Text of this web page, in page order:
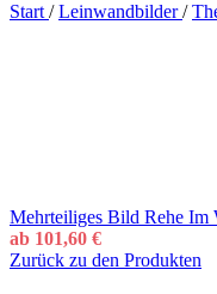
Start / Leinwandbilder/
Mehrteiliges Bild Rehe Im
ab 101,60 €
Zurück zu den Produkten